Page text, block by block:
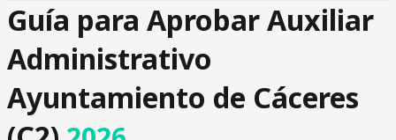
Guía para Aprobar Auxiliar
Administrativo
Ayuntamiento de Cáceres